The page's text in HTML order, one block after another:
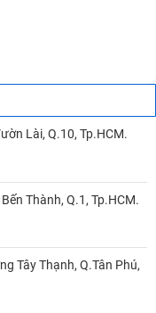
Lài, Q.10, Tp.HCM.
Thành, Q.1, Tp.HCM.
Tây Thạnh, Q.Tân Phú,